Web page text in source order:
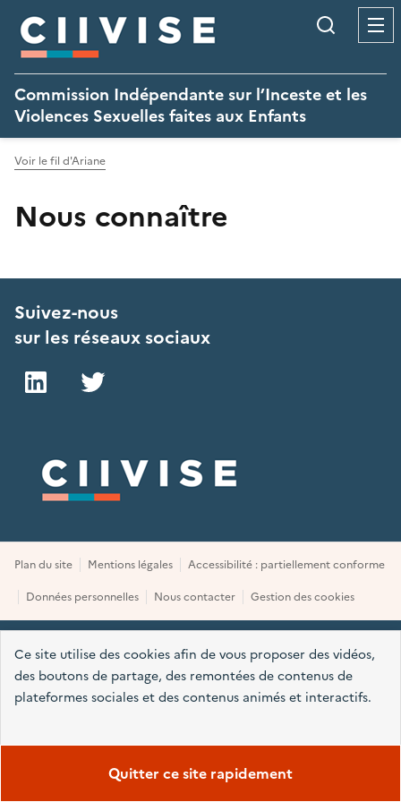
Ce site utilise des cookies afin de vous proposer des vidéos,
des boutons de partage, des remontées de contenus de
plateformes sociales et des contenus animés et interactifs.
Tout accepter Tout refuser Personnaliser
Commission Indépendante sur l’Inceste et les
Violences Sexuelles faites aux Enfants
Voir le fil d'Ariane
Nous connaître
Suivez-nous
sur les réseaux sociaux
LinkedIn
Plan du site Mentions légales
Accessibilité : partiellement conforme
Données personnelles
Nous contacter Gestion des cookies
Quitter ce site rapidement